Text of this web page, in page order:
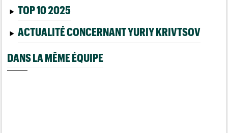
TOP 10 2025
ACTUALITÉ CONCERNANT YURIY KRIVTSOV
DANS LA MÊME ÉQUIPE